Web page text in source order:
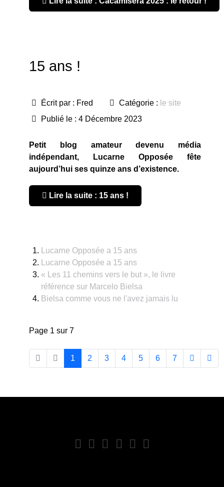
15 ans !
Écrit par : Fred Catégorie : le site
Publié le : 4 Décembre 2023
Petit blog amateur devenu média
indépendant, Lucarne Opposée fête
aujourd’hui ses quinze ans d’existence.
Lire la suite : 15 ans !
Lucarne Opposée a 15 ans
Lucarne Opposée a 15 ans
« Les 11 chemins vers le but », le livre
référence sur Marcelo Bielsa
Bielsa comme vous ne l'avez jamais lu
Page 1 sur 7
1 2 3 4 5 6 7